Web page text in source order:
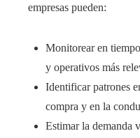
empresas pueden:
Monitorear en
y operativos más
Identificar patrones
compra y en la
Estimar la demanda